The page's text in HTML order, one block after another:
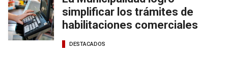
simplificar los trámites de
habilitaciones comerciales
DESTACADOS